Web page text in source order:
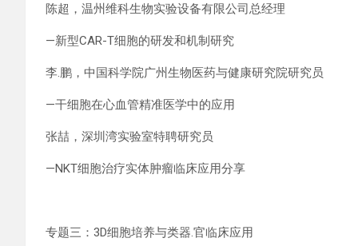
陈超，温州维科生物实验设备有限公司总经理
—新型CAR-T细胞的研发和机制研究
李.鹏，中国科学院广州生物医药与健康研究院研究员
—干细胞在心血管精准医学中的应用
张喆，深圳湾实验室特聘研究员
—NKT细胞治疗实体肿瘤临床应用分享
专题三：3D细胞培养与类器.官临床应用